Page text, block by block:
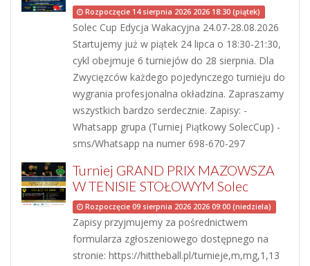
Rozpoczęcie 14 sierpnia 2026 2026 18:30 (piątek)
Solec Cup Edycja Wakacyjna 24.07-28.08.2026
Startujemy już w piątek 24 lipca o 18:30-21:30,
cykl obejmuje 6 turniejów do 28 sierpnia. Dla
Zwycięzców każdego pojedynczego turnieju do
wygrania profesjonalna okładzina. Zapraszamy
wszystkich bardzo serdecznie. Zapisy: -
Whatsapp grupa (Turniej Piątkowy SolecCup) -
sms/Whatsapp na numer 698-670-297
Turniej GRAND PRIX MAZOWSZA
W TENISIE STOŁOWYM Solec
Rozpoczęcie 09 sierpnia 2026 2026 09:00 (niedziela)
Zapisy przyjmujemy za pośrednictwem
formularza zgłoszeniowego dostępnego na
stronie: https://hittheball.pl/turnieje,m,mg,1,13